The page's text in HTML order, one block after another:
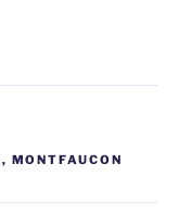
, MONTFAUCON